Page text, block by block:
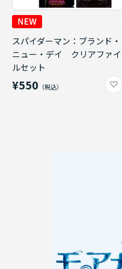
スパイダーマン：ブランド・
ニュー・デイ クリアファイ
ルセット
¥550